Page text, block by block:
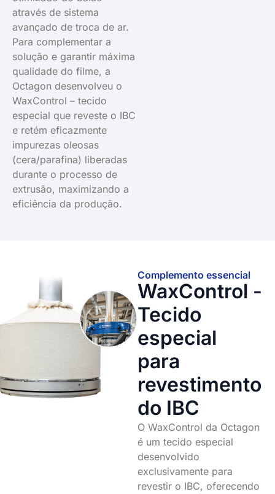
através de sistema
avançado de troca de ar.
Para complementar a
solução e garantir máxima
qualidade do filme, a
Octagon desenvolveu o
WaxControl – tecido
especial que reveste o IBC
e retém eficazmente
impurezas oleosas
(cera/parafina) liberadas
durante o processo de
extrusão, maximizando a
eficiência da produção.
Complemento essencial
WaxControl -
Tecido
especial
para
revestimento
do IBC
O WaxControl da Octagon
é um tecido especial
desenvolvido
exclusivamente para
revestir o IBC, oferecendo